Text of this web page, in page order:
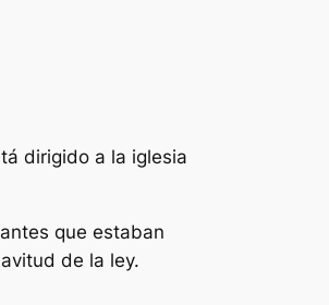
dirigido a la iglesia
que estaban
de la ley.